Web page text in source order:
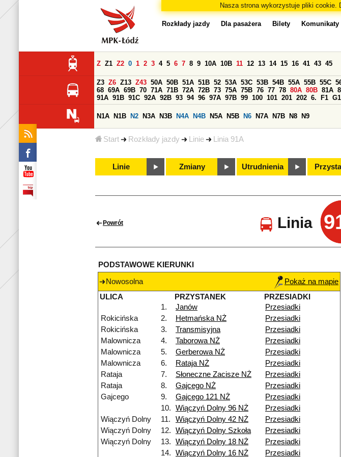
Nasza strona wykorzystuje pliki cookie.
Start Rozkłady jazdy Linie Linia 91A
Rozkłady jazdy Dla pasażera Bilety Komunikaty
Z Z1 Z2 0 1 2 3 4 5 6 7 8 9 10A 10B 11 12 13 14 15 16 41 43 45
Z3 Z6 Z13 Z43 50A 50B 51A 51B 52 53A 53C 53B 54B 55A 55B 55C
68 69A 69B 70 71A 71B 72A 72B 73 75A 75B 76 77 78 80A 80B 81A
91A 91B 91C 92A 92B 93 94 96 97A 97B 99 100 101 201 202 6. F1 G1
N1A N1B N2 N3A N3B N4A N4B N5A N5B N6 N7A N7B N8 N9
Linie Zmiany Utrudnienia
Powrót Linia
PODSTAWOWE KIERUNKI
Nowosolna
Pokaż na mapie
ULICA
PRZYSTANEK
PRZESIADKI
1.
Janów
Przesiadki
Rokicińska
2. Hetmańska NŻ
Przesiadki
Rokicińska
3. Transmisyjna
Przesiadki
Malownicza
4. Taborowa NŻ
Przesiadki
Malownicza
5. Gerberowa NŻ
Przesiadki
Malownicza
6. Rataja NŻ
Przesiadki
Rataja
7. Słoneczne Zacisze NŻ
Przesiadki
Rataja
8. Gajcego NŻ
Przesiadki
Gajcego
9. Gajcego 121 NŻ
Przesiadki
10.
Wiączyń Dolny 96 NŻ
Przesiadki
Wiączyń Dolny
11. Wiączyń Dolny 42 NŻ
Przesiadki
Wiączyń Dolny
12. Wiączyń Dolny Szkoła
Przesiadki
Wiączyń Dolny
13. Wiączyń Dolny 18 NŻ
Przesiadki
14.
Wiączyń Dolny 16 NŻ Przesiadki